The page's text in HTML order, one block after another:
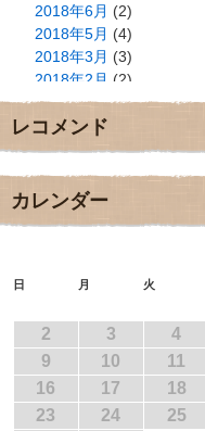
2018年6月 (2)
2018年5月 (4)
2018年3月 (3)
2018年2月 (2)
2018年1月(2)
2017年12月
2017年11月(3)
2017年9月
2017年8月
2017年5月
2017年3月(1)
2017年2月(1)
2017年1月(2)
2016年12月(4)
2016年11月(3)
レコメンド
カレンダー
日 月 火
2
3 4
9
10 11
16
17 18
23
24 25